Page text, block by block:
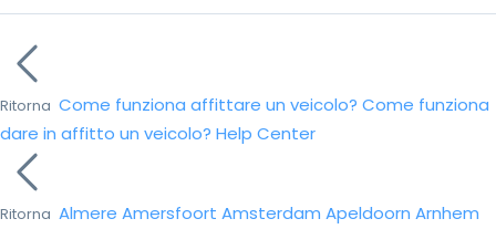
Ritorna Come funziona affittare un veicolo? Come funziona
dare in affitto un veicolo? Help Center
Ritorna Almere Amersfoort Amsterdam Apeldoorn Arnhem